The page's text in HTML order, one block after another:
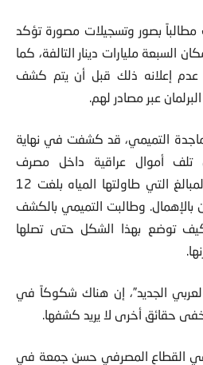
مطالباً بصور وتسجيلات مصورة تؤكد
السبعة مليارات دينار التالفة، كما
عدم إعلانه ذلك قبل أن يتم كشف
عبر مصادر لهم.
ماجدة التميمي، قد كشفت في نهاية
تلف أموال عراقية داخل مصرف
الرافدين، لكنها ذكرت أن المبالغ التي طاولتها المياه بلغت 12
بالإهمال. وطالبت التميمي بالكشف
توضع بهذا الشكل حتى تصلها
الجديد”، إن هناك شكوكاً في
حقائق أخرى لا يريد كشفها.
في القطاع المصرفي حسن جمعة في